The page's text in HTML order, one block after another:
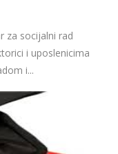
za socijalni rad
i uposlenicima
i...